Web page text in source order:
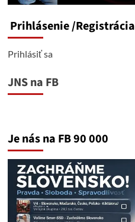
Prihlásenie/Registrácia
Prihlásiť sa
JNS na FB
Je nás na FB 90 000